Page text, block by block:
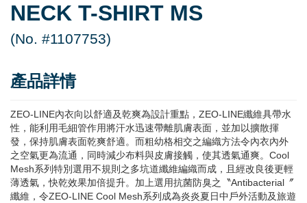
NECK T-SHIRT MS
(No. #1107753)
產品詳情
ZEO-LINE內衣向以舒適及乾爽為設計重點，ZEO-LINE纖維具帶水
性，能利用毛細管作用將汗水迅速帶離肌膚表面，並加以擴散揮
發，保持肌膚表面乾爽舒適。而粗幼格相交之編織方法令內衣內外
之空氣更為流通，同時減少布料與皮膚接觸，使其透氣通爽。Cool
Mesh系列特別選用不規則之多坑道纖維編織而成，且經改良後更輕
薄透氣，快乾效果加倍提升。加上選用抗菌防臭之〝Antibacterial〞
纖維，令ZEO-LINE Cool Mesh系列成為炎炎夏日中戶外活動及旅遊